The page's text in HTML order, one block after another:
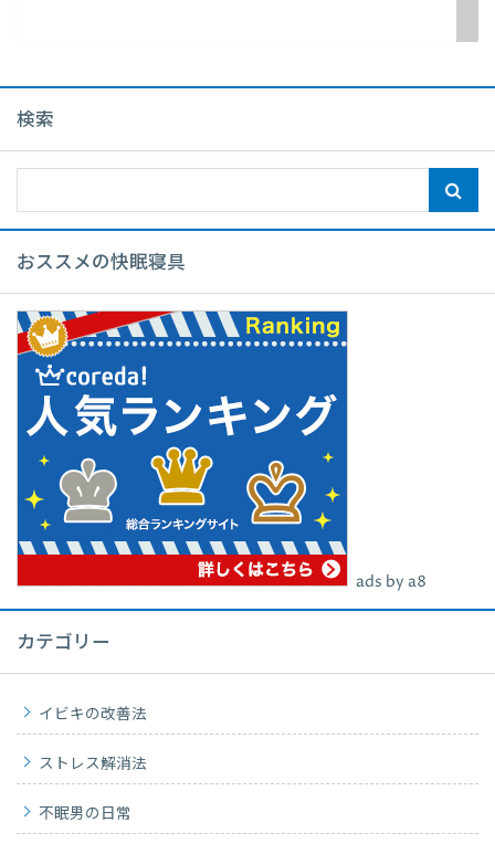
検索
おススメの快眠寝具
ads by a8
カテゴリー
イビキの改善法
ストレス解消法
不眠男の日常